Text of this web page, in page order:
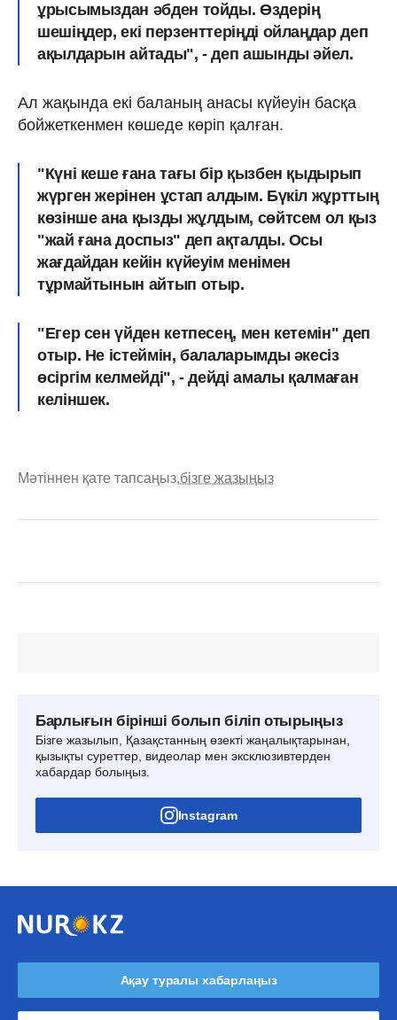
ұрысымыздан әбден тойды. Өздерің
шешіңдер, екі перзенттеріңді ойлаңдар деп
ақылдарын айтады", - деп ашынды әйел.
Ал жақында екі баланың анасы күйеуін басқа
бойжеткенмен көшеде көріп қалған.
"Күні кеше ғана тағы бір қызбен қыдырып
жүрген жерінен ұстап алдым. Бүкіл жұрттың
көзінше ана қызды жұлдым, сөйтсем ол қыз
"жай ғана доспыз" деп ақталды. Осы
жағдайдан кейін күйеуім менімен
тұрмайтынын айтып отыр.
"Егер сен үйден кетпесең, мен кетемін" деп
отыр. Не істеймін, балаларымды әкесіз
өсіргім келмейді", - дейді амалы қалмаған
келіншек.
Мәтіннен қате тапсаңыз,бізге жазыңыз
Барлығын бірінші болып біліп отырыңыз
Бізге жазылып, Қазақстанның өзекті жаңалықтарынан,
қызықты суреттер, видеолар мен эксклюзивтерден
хабардар болыңыз.
Instagram
Ақау туралы хабарлаңыз